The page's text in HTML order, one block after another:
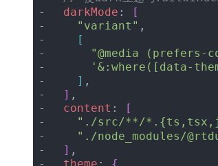
  darkMode
:
[
    "variant"
,
[
"@media (prefers-
'&:where([data-
] ,
] ,
  content
:
[
"./src/**/
"./node_modules/
] ,